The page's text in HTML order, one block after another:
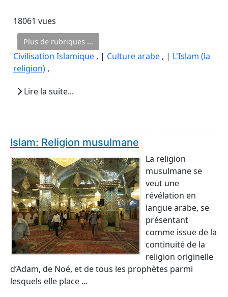
18061 vues
Plus de rubriques ...
Civilisation Islamique , | Culture arabe , | L'Islam (la
religion) ,
Lire la suite...
Islam: Religion musulmane
La religion
musulmane se
veut une
révélation en
langue arabe, se
présentant
comme issue de la
continuité de la
religion originelle
d’Adam, de Noé, et de tous les prophètes parmi
lesquels elle place ...